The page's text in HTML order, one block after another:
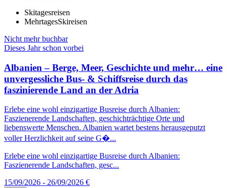
Skitagesreisen
MehrtagesSkireisen
Nicht mehr buchbar
Dieses Jahr schon vorbei
Albanien – Berge, Meer, Geschichte und mehr… eine
unvergessliche Bus- & Schiffsreise durch das
faszinierende Land an der Adria
Erlebe eine wohl einzigartige Busreise durch Albanien:
Faszienerende Landschaften, geschichträchtige Orte und
liebenswerte Menschen. Albanien wartet bestens herausgeputzt
voller Herzlichkeit auf seine G�...
Erlebe eine wohl einzigartige Busreise durch Albanien:
Faszienerende Landschaften, gesc...
15/09/2026 - 26/09/2026 €